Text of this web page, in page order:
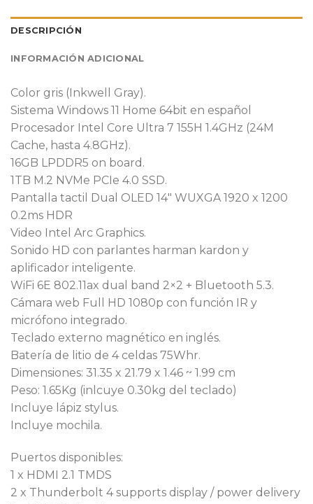
DESCRIPCIÓN
INFORMACIÓN ADICIONAL
Color gris (Inkwell Gray).
Sistema Windows 11 Home 64bit en español
Procesador Intel Core Ultra 7 155H 1.4GHz (24M
Cache, hasta 4.8GHz).
16GB LPDDR5 on board.
1TB M.2 NVMe PCIe 4.0 SSD.
Pantalla tactil Dual OLED 14″ WUXGA 1920 x 1200
0.2ms HDR
Video Intel Arc Graphics.
Sonido HD con parlantes harman kardon y
aplificador inteligente.
WiFi 6E 802.11ax dual band 2×2 + Bluetooth 5.3.
Cámara web Full HD 1080p con función IR y
micrófono integrado.
Teclado externo magnético en inglés.
Batería de litio de 4 celdas 75Whr.
Dimensiones: 31.35 x 21.79 x 1.46 ~ 1.99 cm
Peso: 1.65Kg (inlcuye 0.30kg del teclado)
Incluye lápiz stylus.
Incluye mochila.
Puertos disponibles:
1 x HDMI 2.1 TMDS
2 x Thunderbolt 4 supports display / power delivery